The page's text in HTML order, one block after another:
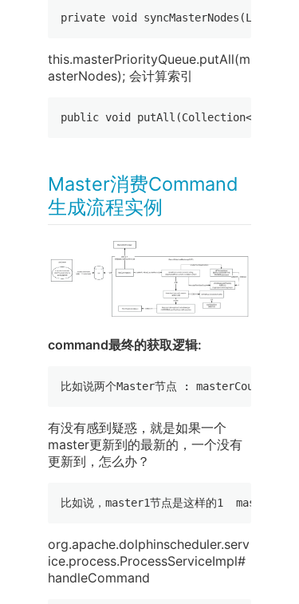
private void
this.masterPriorityQueue.putAll(m
asterNodes); 会计算索引
public void
Master消费Command
生成流程实例
command最终的获取逻辑:
比如说两个Master节点 :
有没有感到疑惑，就是如果一个
master更新到的最新的，一个没有
更新到，怎么办？
比如说，master1节点是这样的1  master22
org.apache.dolphinscheduler.serv
ice.process.ProcessServiceImpl#
handleCommand